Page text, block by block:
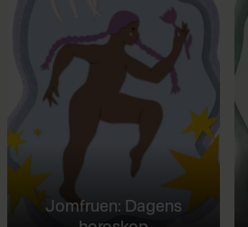
Jomfruen: Dagens